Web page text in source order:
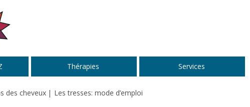
Thérapies Services
des cheveux Les tresses: mode d’emploi